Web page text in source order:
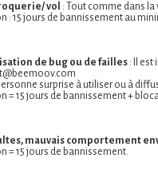
vol : Tout comme dans
: 15 jours de bannissement au
de bug ou de failles : Il
surprise à utiliser ou à
= 15 jours de bannissement +
mauvais comportement
= 15 jours de bannissement.